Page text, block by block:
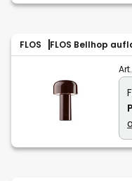
FLOS FLOS Bellhop